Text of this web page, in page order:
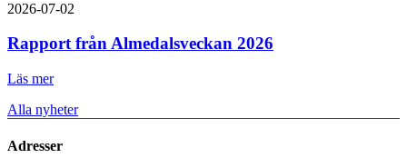
2026-07-02
Rapport från Almedalsveckan 2026
Läs mer
Alla nyheter
Adresser